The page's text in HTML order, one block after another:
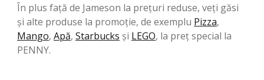
În plus față de Jameson la prețuri reduse, veți găsi
și alte produse la promoție, de exemplu Pizza,
Mango, Apă, Starbucks şi LEGO, la preț special la
PENNY.